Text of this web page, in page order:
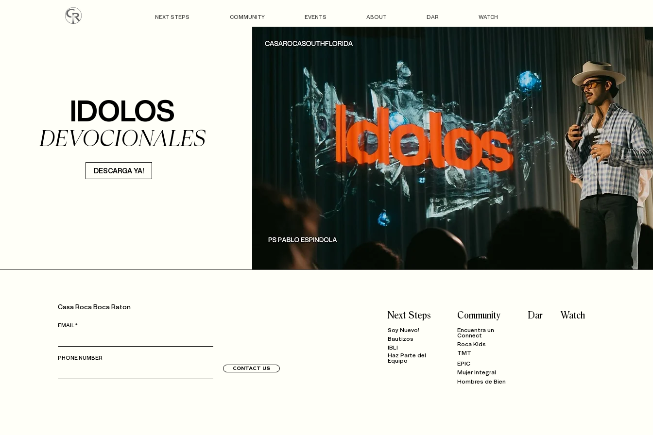
NEXT STEPS COMMUNITY EVENTS ABOUT DAR WATCH
IDOLOS
DESCARGA YA!
IDOLOS
DEVOCIONALES
CasaRocaBoca Raton
EMAIL
PHONE NUMBER
CONTACT US
Next Steps
Soy Nuevo!
Bautizos
IBLI
Haz Parte del
Equipo
Community Dar Watch
Encuentra un
Connect
Roca Kids
TMT
EPIC
Mujer Integral
Hombres de Bien